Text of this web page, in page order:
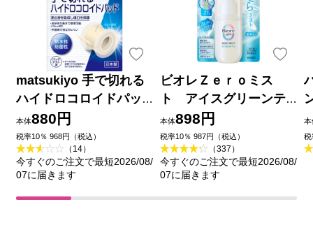
matsukiyo 手で切れる
ハイドロコロイドパッ
ド ２５ｍｍ×３ｍ巻
本体880円
税率10％ 968円（税込）
（14）
今すぐのご注文で最短2026/08/
07に届きます
ビオレＺｅｒｏミス
ト アイスグリーンテ
ィーの香り ６０ｍＬ 花
王
本体898円
税率10％ 987円（税込）
（337）
今すぐのご注文で最短2026/08/
07に届きます
本
税